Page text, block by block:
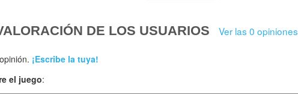
DE LOS USUARIOS Ver las 0 opiniones
¡Escribe la tuya!
el juego: